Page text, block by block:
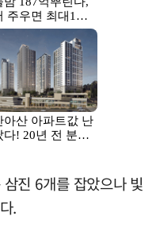
진 6개를 잡았으나 빛
.